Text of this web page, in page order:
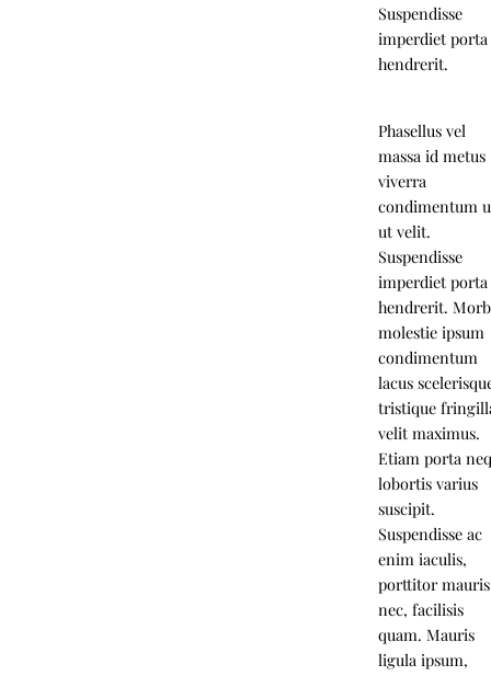
Suspendisse
imperdiet porta
hendrerit.
Phasellus vel
massa id metus
viverra
condimentum
ut velit.
Suspendisse
imperdiet porta
hendrerit.
molestie ipsum
condimentum
lacus
tristique
velit maximus.
Etiam porta
lobortis varius
suscipit.
Suspendisse ac
enim iaculis,
porttitor mauris
nec, facilisis
quam. Mauris
ligula ipsum,